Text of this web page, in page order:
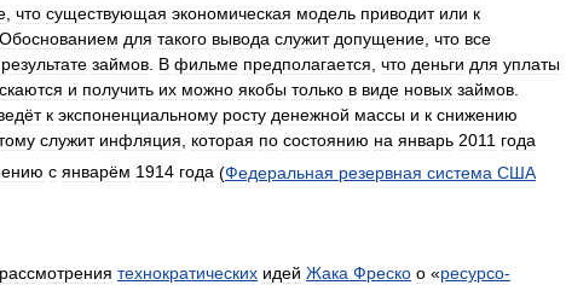
что существующая экономическая модель приводит или к
Обоснованием для такого вывода служит допущение что все
результате займов В фильме предполагается что деньги для уплаты
и получить их можно якобы только в виде новых займов
к экспоненциальному росту денежной массы и к снижению
служит инфляция которая по состоянию на январь 2011 года
с январём 1914 года (Федеральная резервная система США
рассмотрения технократических идей Жака Фреско о «ресурсо-